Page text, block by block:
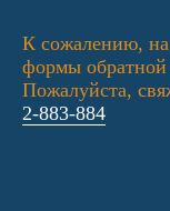
К сожалению, на
формы обратной
Пожалуйста,
2-883-884